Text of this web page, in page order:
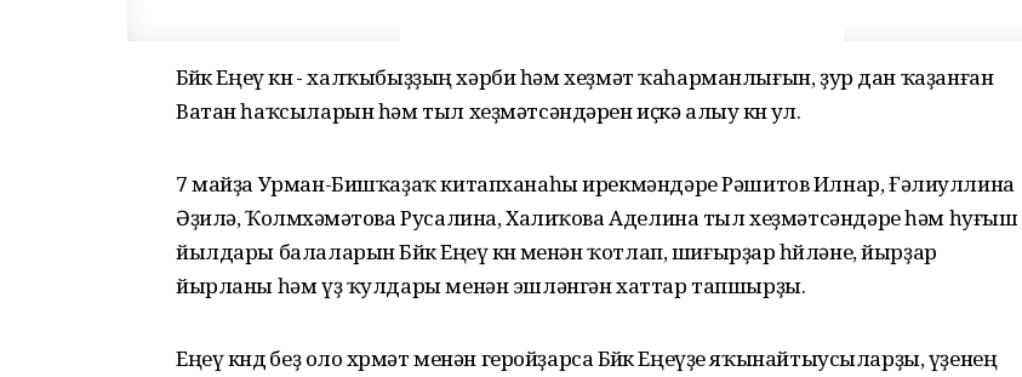
Бөйөк Еңеү көнө - халҡыбыҙҙың хәрби һәм хеҙмәт ҡаһарманлығын, ҙур дан ҡаҙанған
Ватан һаҡсыларын һәм тыл хеҙмәтсәндәрен иҫкә алыу көнө ул.
7 майҙа Урман-Бишҡаҙаҡ китапханаһы ирекмәндәре Рәшитов Илнар, Ғәлиуллина
Әҙилә, Ҡолмөхәмәтова Русалина, Халиҡова Аделина тыл хеҙмәтсәндәре һәм һуғыш
йылдары балаларын Бөйөк Еңеү көнө менән ҡотлап, шиғырҙар һөйләне, йырҙар
йырланы һәм үҙ ҡулдары менән эшләнгән хаттар тапшырҙы.
Еңеү көндө беҙ оло хөрмәт менән геройҙарса Бөйөк Еңеүҙе яҡынайтыусыларҙы, үҙенең